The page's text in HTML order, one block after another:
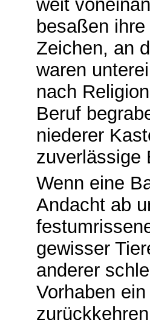
weit
besaßen
Zeichen, an
waren
nach
Beruf
niederer
zuverlässige
Wenn eine
Andacht ab
gewisser
anderer
Vorhaben